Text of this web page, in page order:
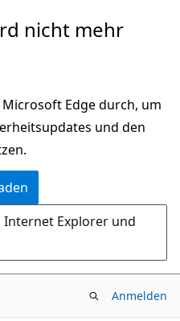
nicht mehr
Edge durch, um
und den
Explorer und
Anmelden